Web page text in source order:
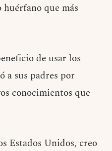
que más
de usar los
a sus padres por
conocimientos que
Estados Unidos, creo